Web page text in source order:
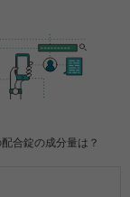
合錠の成分量は？